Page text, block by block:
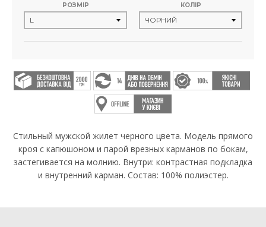
РОЗМІР КОЛІР
Стильный мужской жилет черного цвета. Модель прямого
кроя с капюшоном и парой врезных карманов по бокам,
застегивается на молнию. Внутри: контрастная подкладка
и внутренний карман. Состав: 100% полиэстер.